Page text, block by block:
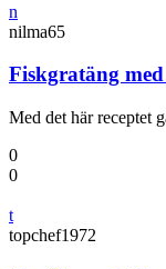
n
nilma65
Fiskgratäng
Med det här receptet
0
0
t
topchef1972